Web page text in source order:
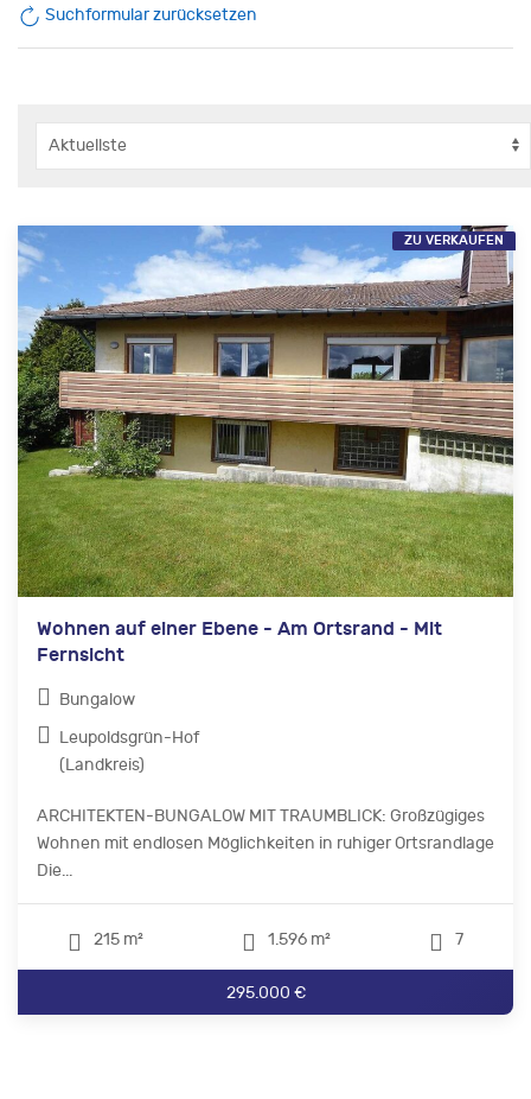
Suchformular zurücksetzen
Wohnen auf einer Ebene - Am Ortsrand - Mit
Fernsicht
Bungalow
Leupoldsgrün-Hof
(Landkreis)
ARCHITEKTEN-BUNGALOW MIT TRAUMBLICK: Großzügiges
Wohnen mit endlosen Möglichkeiten in ruhiger Ortsrandlage
Die...
215 m² 1.596 m² 7
295.000 €
ZU VERKAUFEN